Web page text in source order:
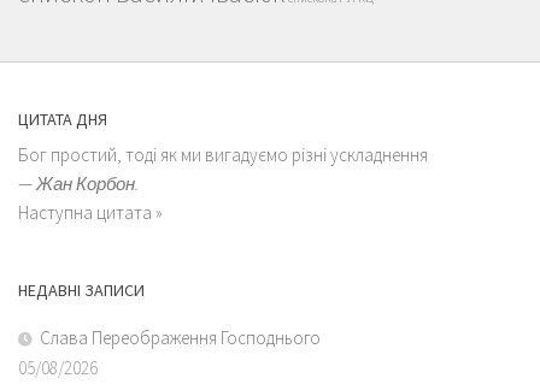
ЦИТАТА ДНЯ
Бог простий, тоді як ми вигадуємо різні ускладнення
—Жан Корбон.
Наступна цитата »
НЕДАВНІ ЗАПИСИ
Слава Переображення Господнього
05/08/2026